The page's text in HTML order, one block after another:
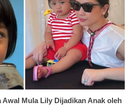
Awal Mula Lily Dijadikan Anak oleh